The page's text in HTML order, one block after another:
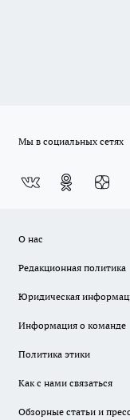
Мы в социальных сетях
О нас
Редакционная политика
Юридическая
Информация о команде
Политика этики
Как с нами связаться
Обзорные статьи и